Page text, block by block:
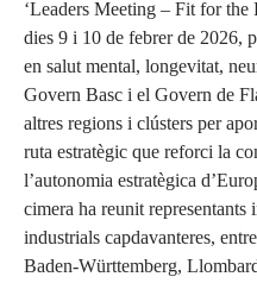
‘Leaders Meeting – Fit for the
dies 9 i 10 de febrer de 2026,
en salut mental, longevitat,
Govern Basc i el Govern de
altres regions i clústers per
ruta estratègic que reforci la
l’autonomia estratègica
cimera ha reunit
industrials capdavanteres,
Baden-Württemberg,